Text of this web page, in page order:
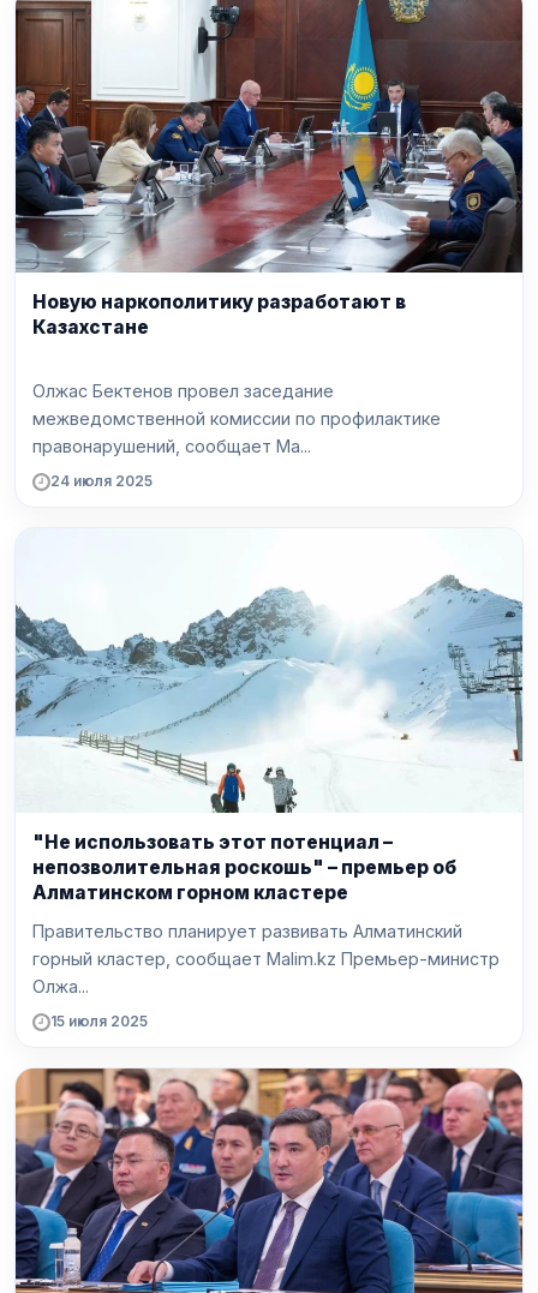
Новую наркополитику разработают в
Казахстане
Олжас Бектенов провел заседание
межведомственной комиссии по профилактике
правонарушений, сообщает Ma...
24 июля 2025
"Не использовать этот потенциал –
непозволительная роскошь" – премьер об
Алматинском горном кластере
Правительство планирует развивать Алматинский
горный кластер, сообщает Malim.kz Премьер-министр
Олжа...
15 июля 2025